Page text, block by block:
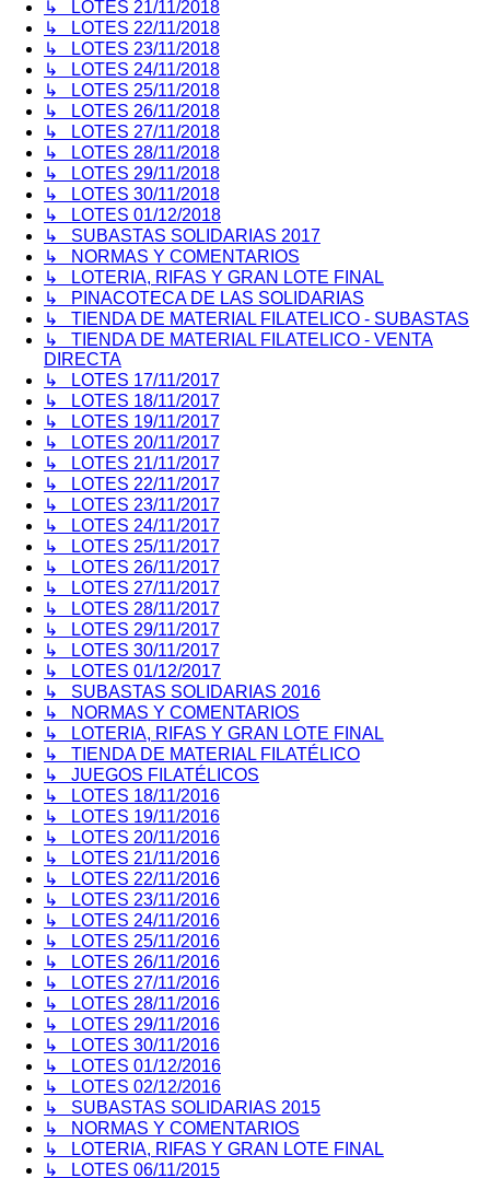
↳ LOTES 21/11/2018
↳ LOTES 22/11/2018
↳ LOTES 23/11/2018
↳ LOTES 24/11/2018
↳ LOTES 25/11/2018
↳ LOTES 26/11/2018
↳ LOTES 27/11/2018
↳ LOTES 28/11/2018
↳ LOTES 29/11/2018
↳ LOTES 30/11/2018
↳ LOTES 01/12/2018
↳ SUBASTAS SOLIDARIAS 2017
↳ NORMAS Y COMENTARIOS
↳ LOTERIA, RIFAS Y GRAN LOTE FINAL
↳ PINACOTECA DE LAS SOLIDARIAS
↳ TIENDA DE MATERIAL FILATELICO - SUBASTAS
↳ TIENDA DE MATERIAL FILATELICO - VENTA
DIRECTA
↳ LOTES 17/11/2017
↳ LOTES 18/11/2017
↳ LOTES 19/11/2017
↳ LOTES 20/11/2017
↳ LOTES 21/11/2017
↳ LOTES 22/11/2017
↳ LOTES 23/11/2017
↳ LOTES 24/11/2017
↳ LOTES 25/11/2017
↳ LOTES 26/11/2017
↳ LOTES 27/11/2017
↳ LOTES 28/11/2017
↳ LOTES 29/11/2017
↳ LOTES 30/11/2017
↳ LOTES 01/12/2017
↳ SUBASTAS SOLIDARIAS 2016
↳ NORMAS Y COMENTARIOS
↳ LOTERIA, RIFAS Y GRAN LOTE FINAL
↳ TIENDA DE MATERIAL FILATÉLICO
↳ JUEGOS FILATÉLICOS
↳ LOTES 18/11/2016
↳ LOTES 19/11/2016
↳ LOTES 20/11/2016
↳ LOTES 21/11/2016
↳ LOTES 22/11/2016
↳ LOTES 23/11/2016
↳ LOTES 24/11/2016
↳ LOTES 25/11/2016
↳ LOTES 26/11/2016
↳ LOTES 27/11/2016
↳ LOTES 28/11/2016
↳ LOTES 29/11/2016
↳ LOTES 30/11/2016
↳ LOTES 01/12/2016
↳ LOTES 02/12/2016
↳ SUBASTAS SOLIDARIAS 2015
↳ NORMAS Y COMENTARIOS
↳ LOTERIA, RIFAS Y GRAN LOTE FINAL
↳ LOTES 06/11/2015